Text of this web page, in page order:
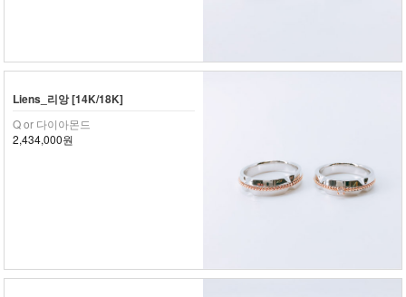
Liens_리앙 [14K/18K]
Q or 다이아몬드
2,434,000원